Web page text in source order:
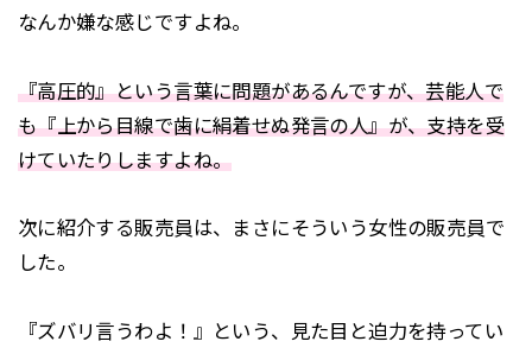
なんか嫌な感じですよね。
『高圧的』という言葉に問題があるんですが、芸能人で
も『上から目線で歯に絹着せぬ発言の人』が、支持を受
けていたりしますよね。
次に紹介する販売員は、まさにそういう女性の販売員で
した。
『ズバリ言うわよ！』という、見た目と迫力を持ってい